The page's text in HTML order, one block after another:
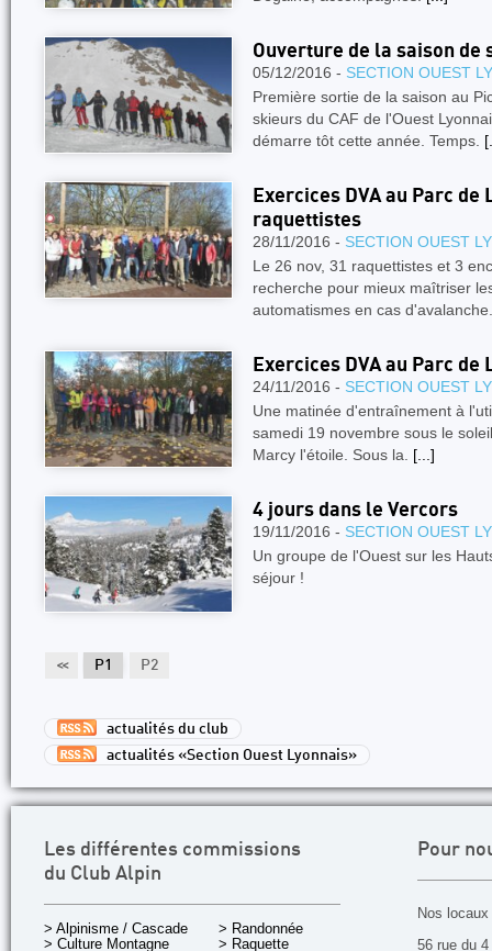
Ouverture de la saison de
05/12/2016 - SECTION OUEST
Première sortie de la saison au
skieurs du CAF de l'Ouest
démarre tôt cette année. Temps.
Exercices DVA au Parc
raquettistes
28/11/2016 - SECTION OUEST
Le 26 nov, 31 raquettistes et 3
recherche pour mieux maîtriser
automatismes en cas
Exercices DVA au Parc de
24/11/2016 - SECTION OUEST
Une matinée d'entraînement à
samedi 19 novembre sous le
Marcy l'étoile. Sous la. [...]
4 jours dans le Vercors
19/11/2016 - SECTION OUEST
Un groupe de l'Ouest sur les
séjour !
<< P1 P2
actualités du club
actualités «Section Ouest Lyonnais»
Les différentes commissions
du Club Alpin
> Alpinisme / Cascade
> Culture Montagne
> Randonnée
> Raquette
Pour
Nos
56 rue du